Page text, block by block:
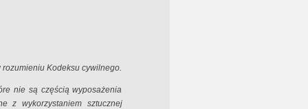
rozumieniu Kodeksu cywilnego.
nie są częścią wyposażenia
z wykorzystaniem sztucznej